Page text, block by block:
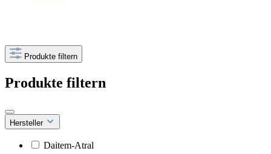
Produkte filtern
Produkte filtern
Hersteller
Daitem-Atral